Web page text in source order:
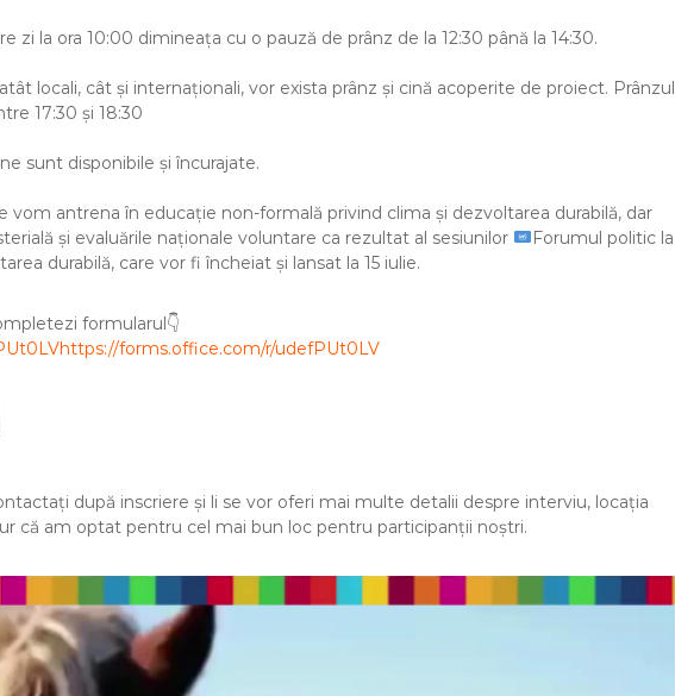
zi la ora 10:00 dimineața cu o pauză de prânz de la 12:30 până la 14:30.
locali, cât și internaționali, vor exista prânz și cină acoperite de proiect. Prânzul
17:30 și 18:30
sunt disponibile și încurajate.
antrena în educație non-formală privind clima și dezvoltarea durabilă, dar
și evaluările naționale voluntare ca rezultat al sesiunilor
Forumul politic la
durabilă, care vor fi încheiat și lansat la 15 iulie.
formularul👇
https://forms.office.com/r/udefPUt0LV
după inscriere și li se vor oferi mai multe detalii despre interviu, locația
că am optat pentru cel mai bun loc pentru participanții noștri.